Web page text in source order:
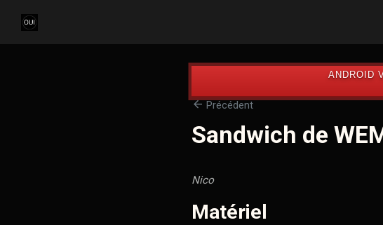
ANDROID
arrow_back Précédent
Sandwich de
Nico
Matériel